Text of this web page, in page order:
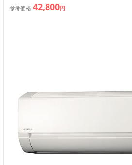
参考価格 42,800円